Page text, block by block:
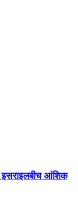
इसराइलबीच आंशिक